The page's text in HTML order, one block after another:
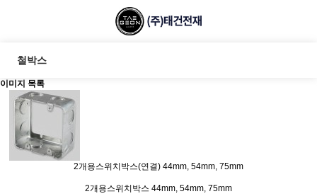
철박스
이미지 목록
2개용스위치박스(연결) 44mm, 54mm, 75mm
2개용스위치박스 44mm, 54mm, 75mm